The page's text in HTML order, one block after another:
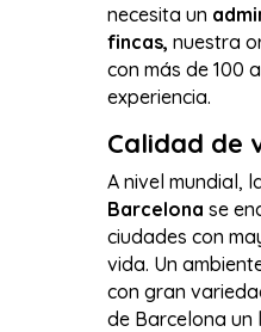
necesita un
fincas, nuestra
con más de 100
experiencia.
Calidad de
A nivel mundial,
Barcelona se
ciudades con
vida. Un
con gran
de Barcelona un